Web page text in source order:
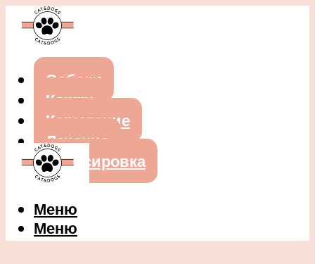
Собаки
Кошки
Кормление
Лечение
Дрессировка
Меню
Меню